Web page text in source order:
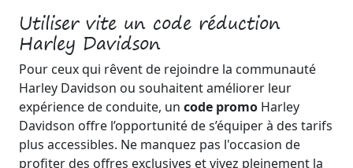
Utiliser vite un code réduction
Harley Davidson
Pour ceux qui rêvent de rejoindre la communauté
Harley Davidson ou souhaitent améliorer leur
expérience de conduite, un code promo Harley
Davidson offre l’opportunité de s’équiper à des tarifs
plus accessibles. Ne manquez pas l'occasion de
profiter des offres exclusives et vivez pleinement la